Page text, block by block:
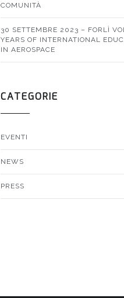
COMUNITÀ
30 SETTEMBRE 2023 – FORLÌ
YEARS OF INTERNATIONAL
IN AEROSPACE
CATEGORIE
EVENTI
NEWS
PRESS